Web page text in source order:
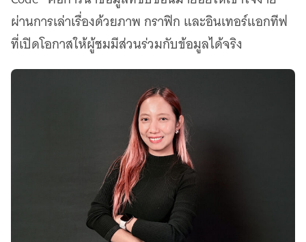
ผ่านการเล่าเรื่องด้วยภาพ กราฟิก และอินเทอร์แอกทีฟ
ที่เปิดโอกาสให้ผู้ชมมีส่วนร่วมกับข้อมูลได้จริง